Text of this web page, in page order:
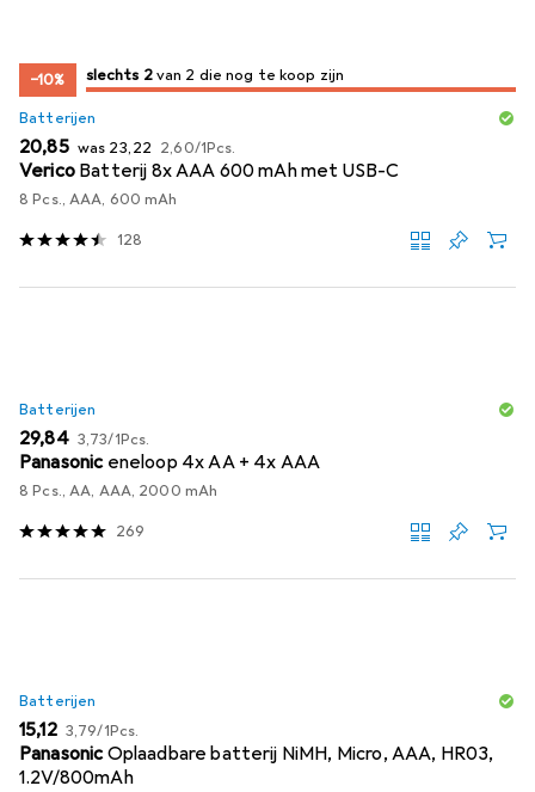
−10% 2/ 2
2/ 2 te koop zijn
slechts 2 van 2 die nog te koop zijn
Batterijen
EUR
20,85 was EUR
23,22 EUR
2,60/1Pcs.
Verico Batterij 8x AAA 600 mAh met USB-C
8 Pcs., AAA, 600 mAh
128
Batterijen
EUR
29,84 EUR
3,73/1Pcs.
Panasonic eneloop 4x AA + 4x AAA
8 Pcs., AA, AAA, 2000 mAh
269
Batterijen
EUR
15,12 EUR
3,79/1Pcs.
PanasonicOplaadbare batterij NiMH, Micro, AAA, HR03,
1.2V/800mAh